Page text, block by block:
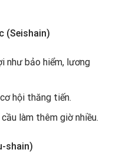
(Seishain)
như bảo hiểm, lương
hội thăng tiến.
làm thêm giờ nhiều.
shain)